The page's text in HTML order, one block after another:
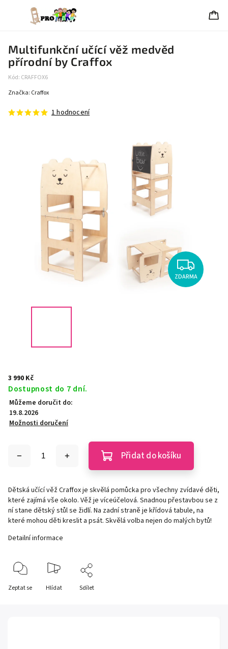
Multifunkční učící věž medvěd
přírodní by Craffox
Kód: CRAFFOX6
1 hodnocení
Značka: Craffox
ZDARMA
3 990 Kč
Dostupnost do 7 dní.
Můžeme doručit do:
19.8.2026
Možnosti doručení
Přidat do košíku
Dětská učící věž Craffox je skvělá pomůcka pro všechny zvídavé děti,
které zajímá vše okolo. Věž je víceúčelová. Snadnou přestavbou se z
ní stane dětský stůl se židlí. Na zadní straně je křídová tabule, na
které mohou děti kreslit a psát. Skvělá volba nejen do malých bytů!
Detailní informace
Zeptat se Hlídat Sdílet